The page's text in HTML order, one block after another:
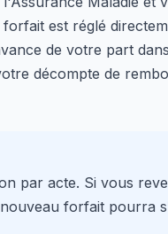
est réglé
de votre part
décompte de
par acte. Si vous
forfait pourra